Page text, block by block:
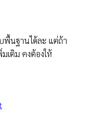
บพื้นฐานได้ละ แต่ถ้า
เติม คงต้องให้